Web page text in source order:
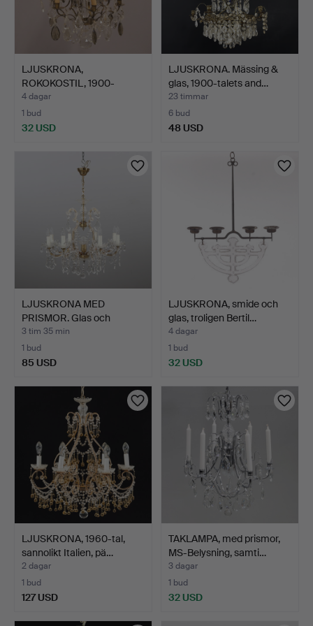
LJUSKRONA,
ROKOKOSTIL, 1900-
TALETS FÖRSTA …
4 dagar
1 bud
32 USD
LJUSKRONA. Mässing &
glas, 1900-talets and…
23 timmar
6 bud
48 USD
LJUSKRONA MED
PRISMOR. Glas och
bronserad …
3 tim 35 min
1 bud
85 USD
LJUSKRONA, smide och
glas, troligen Bertil…
4 dagar
1 bud
32 USD
LJUSKRONA, 1960-tal,
sannolikt Italien, pä…
2 dagar
1 bud
127 USD
TAKLAMPA, med prismor,
MS-Belysning, samti…
3 dagar
1 bud
32 USD